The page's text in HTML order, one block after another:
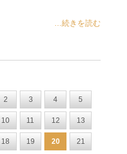
...続きを読む
2 3 4 5
10 11 12 13
18 19 20 21